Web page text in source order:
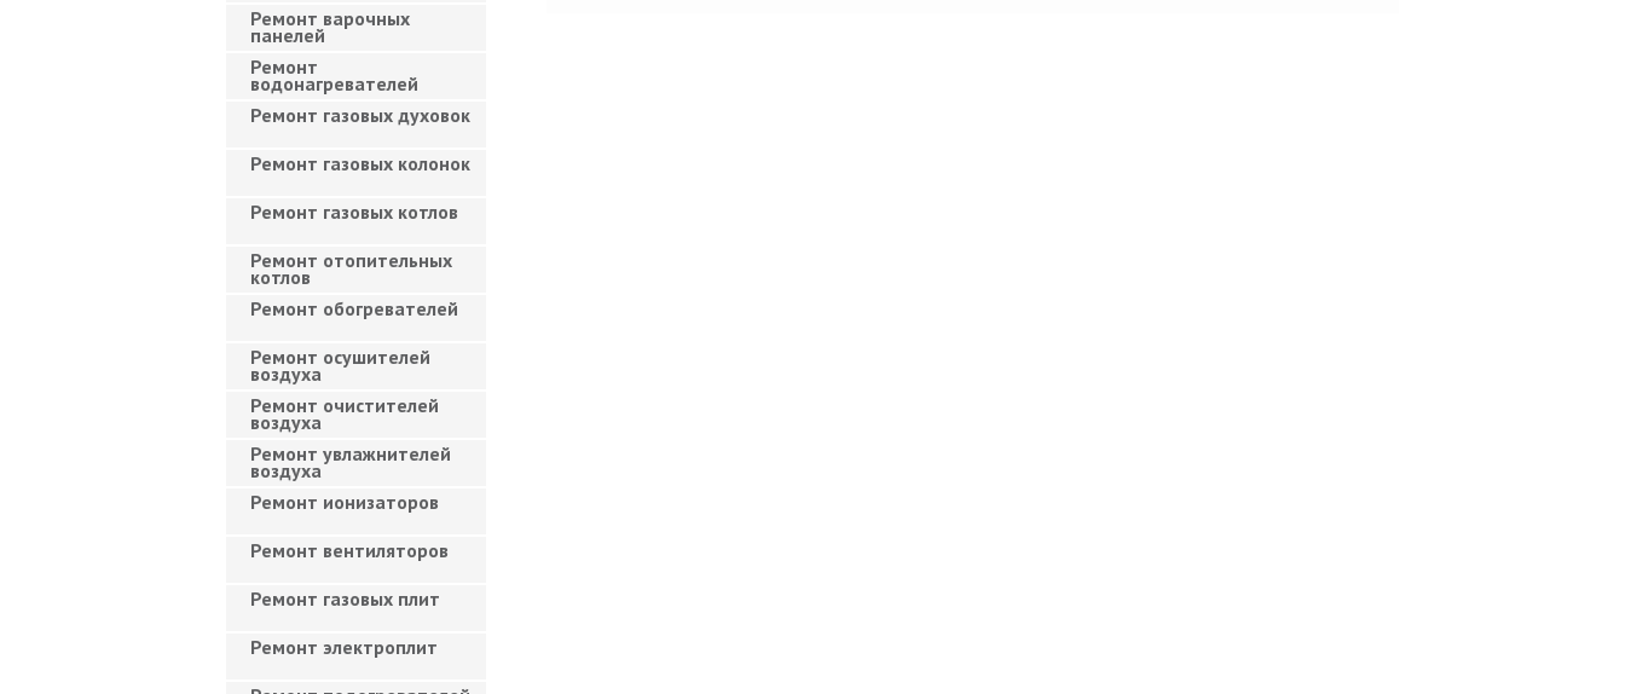
Ремонт варочных
панелей
Ремонт
водонагревателей
Ремонт газовых духовок
Ремонт газовых колонок
Ремонт газовых котлов
Ремонт отопительных
котлов
Ремонт обогревателей
Ремонт осушителей
воздуха
Ремонт очистителей
воздуха
Ремонт увлажнителей
воздуха
Ремонт ионизаторов
Ремонт вентиляторов
Ремонт газовых плит
Ремонт электроплит